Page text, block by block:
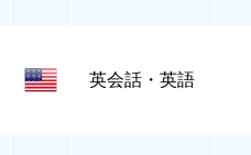
英会話・英語